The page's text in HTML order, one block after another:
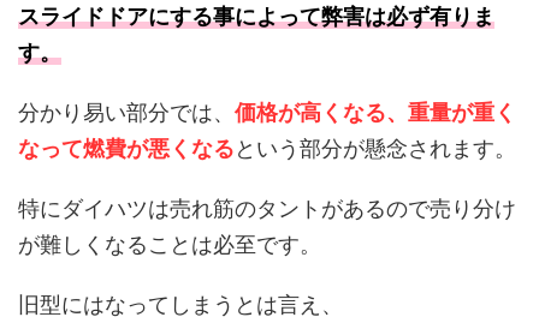
スライドドアにする事によって弊害は必ず有りま
す。
分かり易い部分では、 価格が高くなる、重量が重く
なって燃費が悪くなるという部分が懸念されます。
特にダイハツは売れ筋のタントがあるので売り分け
が難しくなることは必至です。
旧型にはなってしまうとは言え、